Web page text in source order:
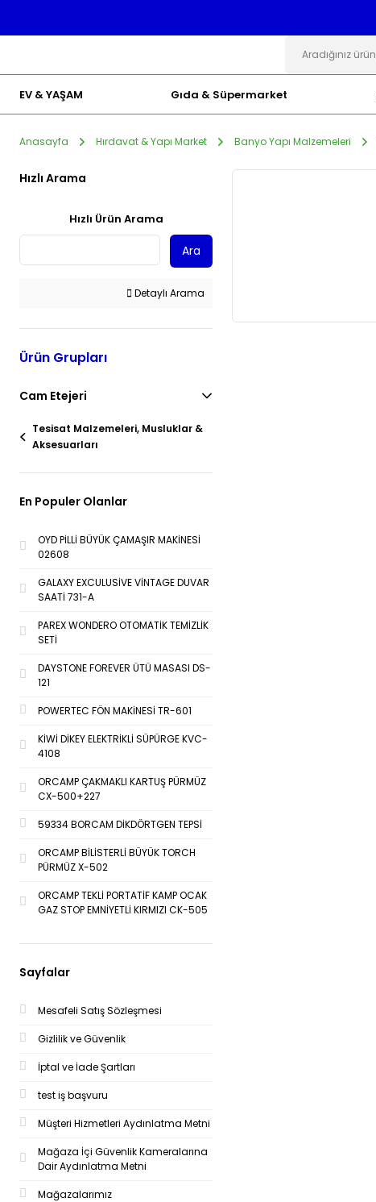
EV & YAŞAM Gıda & Süpermarket
Anasayfa Hırdavat & Yapı Market Banyo Yapı Malzemeleri
Hızlı Arama
Hızlı Ürün Arama
Ara
Detaylı Arama
Ürün Grupları
Cam Etejeri
Tesisat Malzemeleri, Musluklar &
Aksesuarları
En Populer Olanlar
OYD PİLLİ BÜYÜK ÇAMAŞIR MAKİNESİ
02608
GALAXY EXCULUSİVE VİNTAGE DUVAR
SAATİ 731-A
PAREX WONDERO OTOMATİK TEMİZLİK
SETİ
DAYSTONE FOREVER ÜTÜ MASASI DS-
121
POWERTEC FÖN MAKİNESİ TR-601
KİWİ DİKEY ELEKTRİKLİ SÜPÜRGE KVC-
4108
ORCAMP ÇAKMAKLI KARTUŞ PÜRMÜZ
CX-500+227
59334 BORCAM DİKDÖRTGEN TEPSİ
ORCAMP BİLİSTERLİ BÜYÜK TORCH
PÜRMÜZ X-502
ORCAMP TEKLİ PORTATİF KAMP OCAK
GAZ STOP EMNİYETLİ KIRMIZI CK-505
Sayfalar
Mesafeli Satış Sözleşmesi
Gizlilik ve Güvenlik
İptal ve İade Şartları
test iş başvuru
Müşteri Hizmetleri Aydınlatma Metni
Mağaza İçi Güvenlik Kameralarına
Dair Aydınlatma Metni
Mağazalarımız